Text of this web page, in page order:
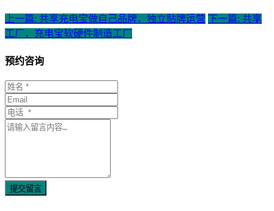
上一篇: 共享充电宝做自己品牌，独立贴牌运营 下一篇: 共享
工厂，充电宝软硬件制造工厂
预约咨询
提交留言